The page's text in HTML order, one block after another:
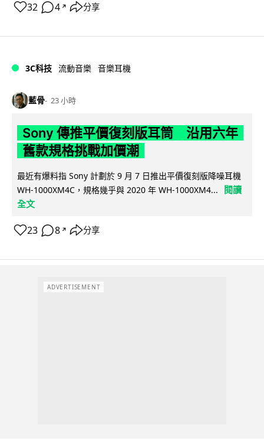
32 4 ↗ 分享
3C科技 流動音樂 音樂耳機
藍骨 23 小時
Sony 傳推平價復刻版耳筒 沿用六年
舊款規格挑戰加價潮
最近有爆料指 Sony 計劃於 9 月 7 日推出平價復刻版降噪耳機
WH-1000XM4C，規格幾乎與 2020 年 WH-1000XM4...
閱讀
全文
23 8 ↗ 分享
ADVERTISEMENT